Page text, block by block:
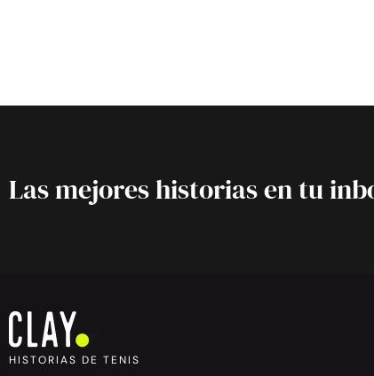
Las mejores historias en tu
HISTORIAS DE TENIS